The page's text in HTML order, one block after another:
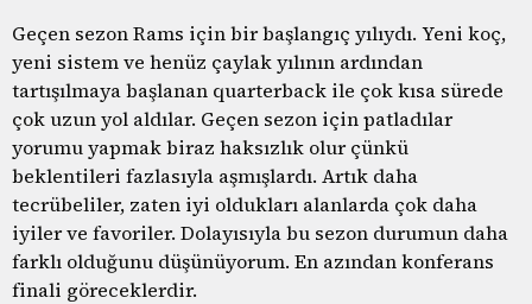
Geçen sezon Rams için bir başlangıç yılıydı. Yeni koç,
yeni sistem ve henüz çaylak yılının ardından
tartışılmaya başlanan quarterback ile çok kısa sürede
çok uzun yol aldılar. Geçen sezon için patladılar
yorumu yapmak biraz haksızlık olur çünkü
beklentileri fazlasıyla aşmışlardı. Artık daha
tecrübeliler, zaten iyi oldukları alanlarda çok daha
iyiler ve favoriler. Dolayısıyla bu sezon durumun daha
farklı olduğunu düşünüyorum. En azından konferans
finali göreceklerdir.